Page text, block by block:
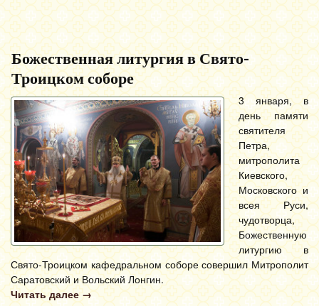
Божественная литургия в Свято-
Троицком соборе
3 января, в
день памяти
святителя
Петра,
митрополита
Киевского,
Московского и
всея Руси,
чудотворца,
Божественную
литургию в
Свято-Троицком кафедральном соборе совершил Митрополит
Саратовский и Вольский Лонгин.
Читать далее →